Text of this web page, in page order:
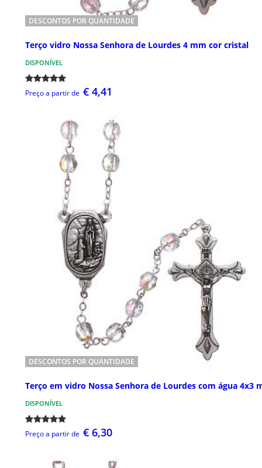
DESCONTOS POR QUANTIDADE
Terço vidro Nossa Senhora de Lourdes 4 mm cor cristal
DISPONÍVEL
Preço a partir de € 4,41
DESCONTOS POR QUANTIDADE
Terço em vidro Nossa Senhora de Lourdes com água 4x3
DISPONÍVEL
Preço a partir de € 6,30